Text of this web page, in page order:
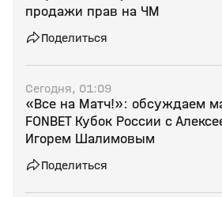
продажи прав на ЧМ
Поделиться
Сегодня, 01:09
«Все на Матч!»: обсуждаем
FONBET Кубок России с
Игорем Шалимовым
Поделиться